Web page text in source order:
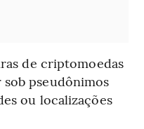
de criptomoedas
pseudônimos
ou localizações